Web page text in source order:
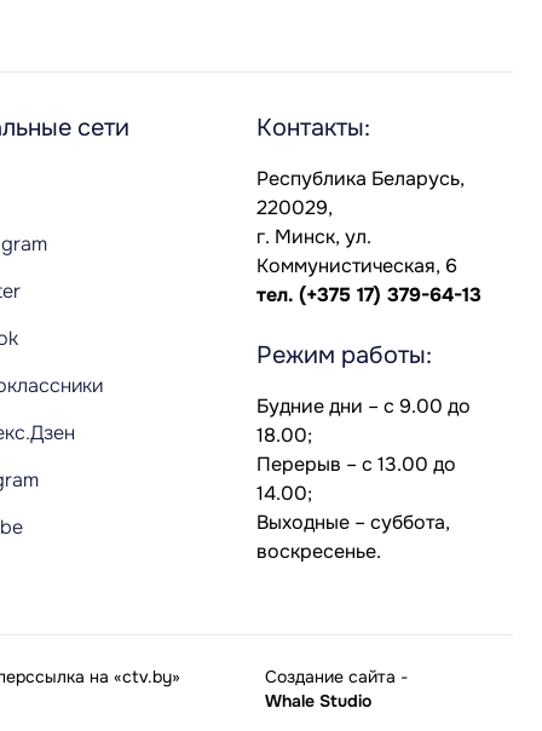
сети Контакты:
Республика Беларусь,
220029,
г. Минск, ул.
Коммунистическая, 6
тел. (+375 17) 379-64-13
Режим работы:
Будние дни – с 9.00 до
18.00;
Перерыв – с 13.00 до
14.00;
Выходные – суббота,
воскресенье.
на «ctv.by» Создание сайта -
Whale Studio